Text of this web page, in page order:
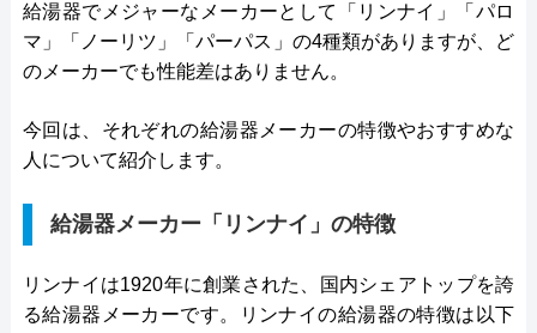
給湯器でメジャーなメーカーとして「リンナイ」「パロ
マ」「ノーリツ」「パーパス」の4種類がありますが、ど
のメーカーでも性能差はありません。
今回は、それぞれの給湯器メーカーの特徴やおすすめな
人について紹介します。
給湯器メーカー「リンナイ」の特徴
リンナイは1920年に創業された、国内シェアトップを誇
る給湯器メーカーです。リンナイの給湯器の特徴は以下